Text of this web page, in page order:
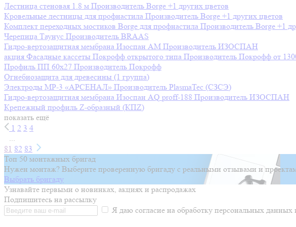
Лестница стеновая 1.8 м Производитель Borge +1 других цветов
Кровельные лестницы для профнастила Производитель Borge +1 других цветов
Комплект переходных мостиков Borge для профнастила Производитель Borge +1
Черепица Таунус Производитель BRAAS
Гидро-вертозащитная мембрана Изоспан AM Производитель ИЗОСПАН
акция Фасадные кассеты Покрофф открытого типа Производитель Покрофф от
Профиль ПП 60х27 Производитель Покрофф
Огнебиозащита для древесины (1 группа)
Электроды МР-3 «АРСЕНАЛ» Производитель PlasmaTec (СЗСЭ)
Гидро-вертозащитная мембрана Изоспан AQ prоff-188 Производитель ИЗОСПАН
Крепежный профиль Z-образный (КПZ)
показать ещё
1 2 3 4
...
81 82 83
Топ 50 монтажных бригад
Нужен монтаж? Выберите проверенную бригаду с реальными отзывами и
Выбрать бригаду
Узнавайте первыми о новинках, акциях и распродажах
Подпишитесь на рассылку
Я даю согласие на обработку персональных данных